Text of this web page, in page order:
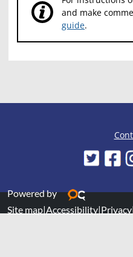
and make
guide.
Powered by
Site map|Accessibility|Privacy|